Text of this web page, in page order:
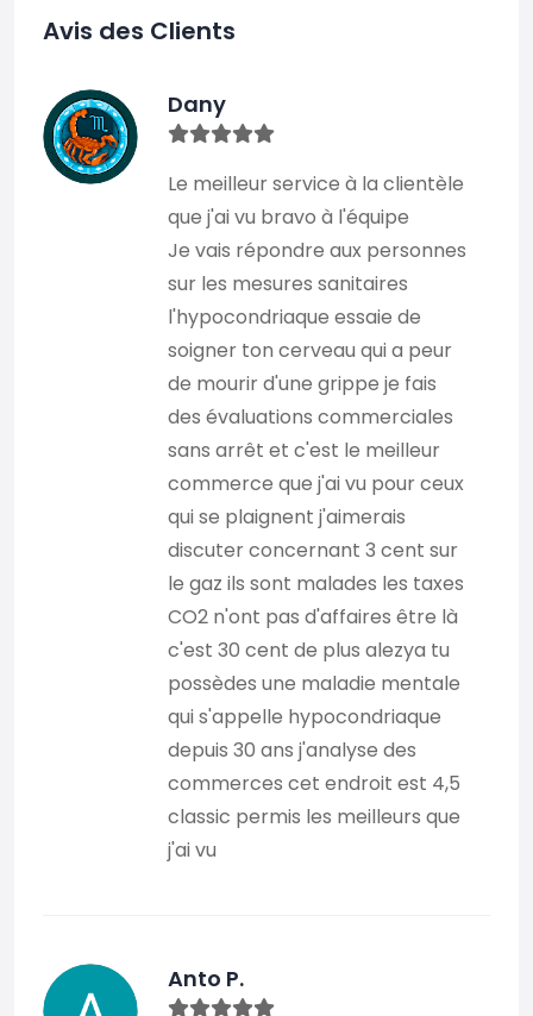
Avis des Clients
Dany
Le meilleur service à la clientèle
que j'ai vu bravo à l'équipe
Je vais répondre aux personnes
sur les mesures sanitaires
l'hypocondriaque essaie de
soigner ton cerveau qui a peur
de mourir d'une grippe je fais
des évaluations commerciales
sans arrêt et c'est le meilleur
commerce que j'ai vu pour ceux
qui se plaignent j'aimerais
discuter concernant 3 cent sur
le gaz ils sont malades les taxes
CO2 n'ont pas d'affaires être là
c'est 30 cent de plus alezya tu
possèdes une maladie mentale
qui s'appelle hypocondriaque
depuis 30 ans j'analyse des
commerces cet endroit est 4,5
classic permis les meilleurs que
j'ai vu
Anto P.